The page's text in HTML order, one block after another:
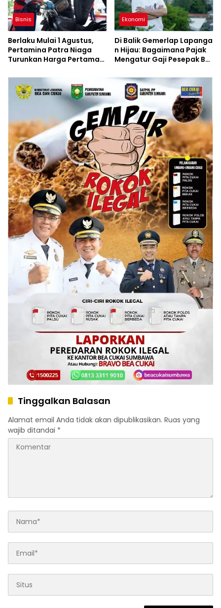
Bisnis
Berlaku Mulai 1 Agustus,
Pertamina Patra Niaga
Turunkan Harga Pertamax
Ekonomi
Di Balik Gemerlap Lapanga
n Hijau: Bagaimana Pajak
Mengatur Gaji Pesepak Bol
Tinggalkan Balasan
Alamat email Anda tidak akan dipublikasikan. Ruas yang
wajib ditandai *